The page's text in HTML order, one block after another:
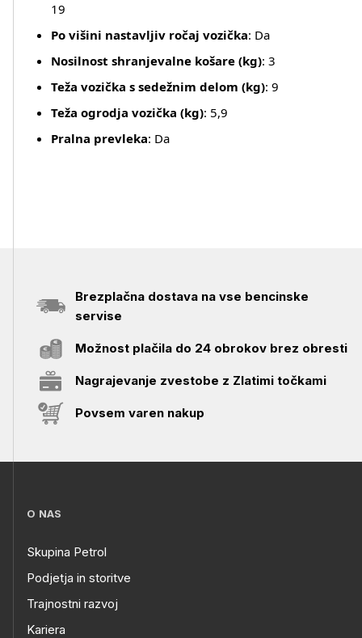
19
Po višini nastavljiv ročaj vozička: Da
Nosilnost shranjevalne košare (kg): 3
Teža vozička s sedežnim delom (kg): 9
Teža ogrodja vozička (kg): 5,9
Pralna prevleka: Da
Brezplačna dostava na vse bencinske
servise
Možnost plačila do 24 obrokov brez obresti
Nagrajevanje zvestobe z Zlatimi točkami
Povsem varen nakup
O NAS
Skupina Petrol
Podjetja in storitve
Trajnostni razvoj
Kariera